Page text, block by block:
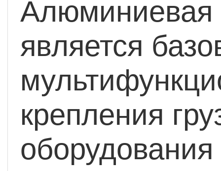
является
крепления